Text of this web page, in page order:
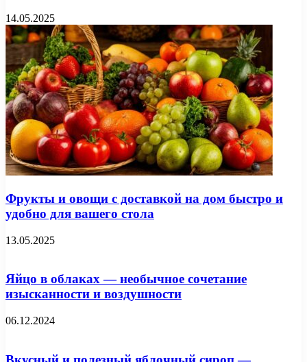
14.05.2025
Фрукты и овощи с доставкой на дом быстро и
удобно для вашего стола
13.05.2025
Яйцо в облаках — необычное сочетание
изысканности и воздушности
06.12.2024